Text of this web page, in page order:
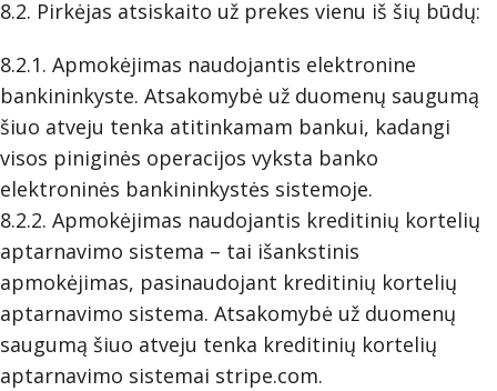
8.2. Pirkėjas atsiskaito už prekes vienu iš šių būdų:
8.2.1. Apmokėjimas naudojantis elektronine
bankininkyste. Atsakomybė už duomenų saugumą
šiuo atveju tenka atitinkamam bankui, kadangi
visos piniginės operacijos vyksta banko
elektroninės bankininkystės sistemoje.
8.2.2. Apmokėjimas naudojantis kreditinių kortelių
aptarnavimo sistema – tai išankstinis
apmokėjimas, pasinaudojant kreditinių kortelių
aptarnavimo sistema. Atsakomybė už duomenų
saugumą šiuo atveju tenka kreditinių kortelių
aptarnavimo sistemai stripe.com.